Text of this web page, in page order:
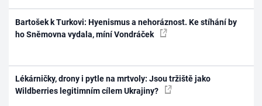
Bartošek k Turkovi: Hyenismus a nehoráznost. Ke stíhání by
ho Sněmovna vydala, míní Vondráček
Lékárničky, drony i pytle na mrtvoly: Jsou tržiště jako
Wildberries legitimním cílem Ukrajiny?